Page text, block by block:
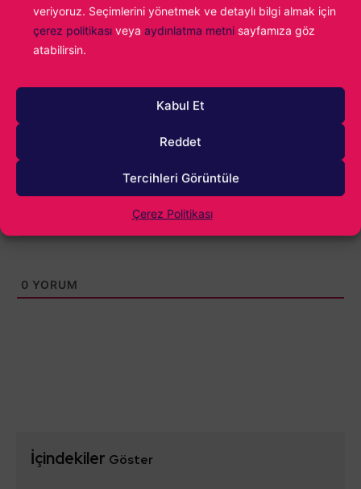
veriyoruz. Seçimlerini yönetmek ve detaylı bilgi almak için
çerez politikası veya aydınlatma metni sayfamıza göz
atabilirsin.
Kabul Et
Reddet
Tercihleri Görüntüle
Çerez Politikası
0 YORUM
İçindekiler Göster